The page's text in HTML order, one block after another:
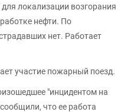
локализации возгорания
нефти. По
нет. Работает
участие пожарный поезд.
"инцидентом на
что ее работа